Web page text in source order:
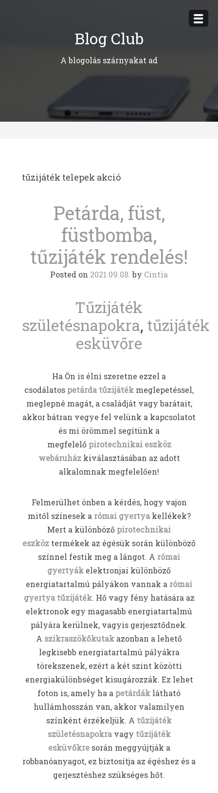
Blog Club
A blogolás szárnyakat ad
tűzijáték telepek akció
Petárda, füst,
füstbomba,
tűzijáték rendelés!
Posted on 2021.09.08. by Cintia
Tűzijáték
születésnapokra, tűzijáték
esküvőre
Ha Ön is élni szeretne ezzel a
csodálatos petárda tűzijáték meglepetéssel,
meglepné magát, a családját vagy barátait,
akkor bátran vegye fel velünk a kapcsolatot
és mi örömmel segítünk a
megfelelő pirotechnikai eszköz
webáruházkiválasztásában az adott
alkalomnak megfelelően!
Felmerülhet önben a kérdés, hogy vajon
mitől színesek a római gyertya kellékek?
Mert a különböző pirotechnikai
eszköz termékek az égésük során különböző
színnel festik meg a lángot. A római
gyertyák elektronjai különböző
energiatartalmú pályákon vannak a római
gyertya tűzijáték. Hő vagy fény hatására az
elektronok egy magasabb energiatartalmú
pályára kerülnek, vagyis gerjesztődnek.
A szikraszökőkutak azonban a lehető
legkisebb energiatartalmú pályákra
törekszenek, ezért a két szint közötti
energiakülönbséget kisugározzák. Ez lehet
foton is, amely ha a petárdák látható
hullámhosszán van, akkor valamilyen
színként érzékeljük. A tűzijáték
születésnapokravagy tűzijáték
esküvőkresorán meggyújtják a
robbanóanyagot, ez biztosítja az égéshez és a
gerjesztéshez szükséges hőt.